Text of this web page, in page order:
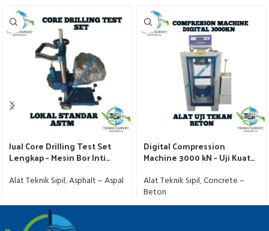
Jual Core Drilling Test Set
Lengkap – Mesin Bor Inti
Alat Teknik Sipil,Asphalt – Aspal
Digital Compression
Machine 3000 kN – Uji Kuat
Alat Teknik Sipil,Concrete –
Beton